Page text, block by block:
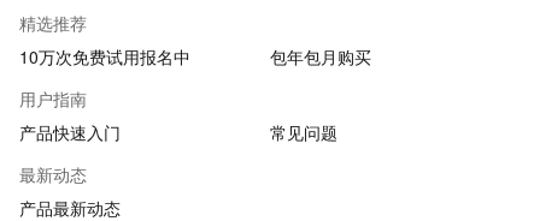
精选推荐
10万次免费试用报名中
包年包月购买
用户指南
产品快速入门
常见问题
最新动态
产品最新动态